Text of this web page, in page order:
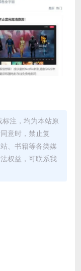
注，均为本站原
意时，禁止复
、书籍等各类媒
权益，可联系我